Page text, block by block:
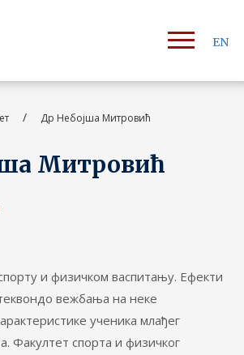
EN
/ Др Небојша Митровић
Митровић
и физичком васпитању. Ефекти
вежбања на неке
ученика млађег
Факултет спорта и физичког